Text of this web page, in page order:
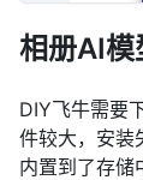
相册AI模
DIY飞牛需要
件较大，安装
内置到了存储